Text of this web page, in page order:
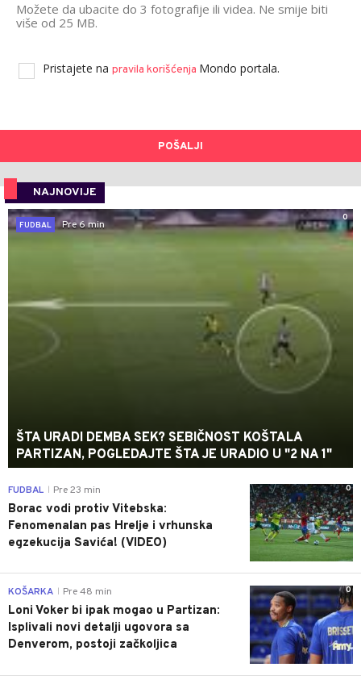
Možete da ubacite do 3 fotografije ili videa. Ne smije biti
više od 25 MB.
Pristajete na pravila korišćenja Mondo portala.
POŠALJI
NAJNOVIJE
0
FUDBAL
Pre 6 min
ŠTA URADI DEMBA SEK? SEBIČNOST KOŠTALA
PARTIZAN, POGLEDAJTE ŠTA JE URADIO U "2 NA 1"
0
FUDBAL Pre 23 min
Borac vodi protiv Vitebska:
Fenomenalan pas Hrelje i vrhunska
egzekucija Savića! (VIDEO)
0
KOŠARKA Pre 48 min
Loni Voker bi ipak mogao u Partizan:
Isplivali novi detalji ugovora sa
Denverom, postoji začkoljica